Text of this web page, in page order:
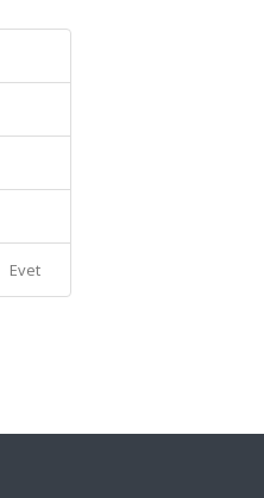
Evet